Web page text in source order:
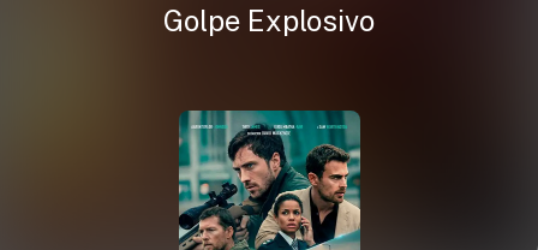
Golpe Explosivo